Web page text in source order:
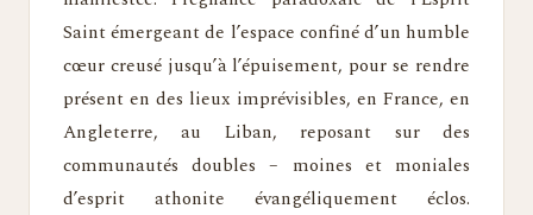
Saint émergeant de l’espace confiné d’un humble
cœur creusé jusqu’à l’épuisement, pour se rendre
présent en des lieux imprévisibles, en France, en
Angleterre, au Liban, reposant sur des
communautés doubles – moines et moniales
d’esprit athonite évangéliquement éclos.